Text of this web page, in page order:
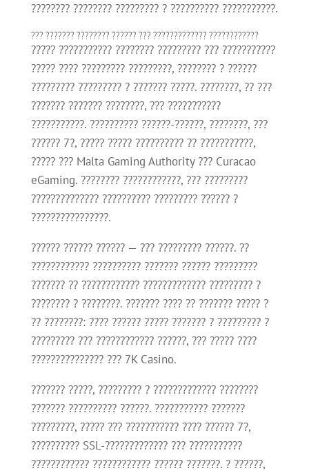
???????? ???????? ????????? ? ?????????? ???????????.
??? ??????? ???????? ?????? ??? ????????????? ????????????
????? ??????????? ???????? ????????? ??? ???????????
????? ???? ????????? ?????????, ???????? ? ??????
????????? ????????? ? ??????? ?????. ????????, ?? ???
??????? ??????? ????????, ??? ???????????
???????????. ?????????? ??????-??????, ????????, ???
?????? 7?, ????? ????? ?????????? ?? ???????????,
????? ??? Malta Gaming Authority ??? Curacao
eGaming. ???????? ????????????, ??? ?????????
?????????????? ?????????? ????????? ?????? ?
????????????????.
?????? ?????? ?????? — ??? ????????? ??????. ??
???????????? ?????????? ??????? ?????? ?????????
??????? ?? ???????????? ????????????? ????????? ?
???????? ? ????????. ??????? ???? ?? ??????? ????? ?
?? ????????: ???? ?????? ????? ??????? ? ????????? ?
????????? ??? ???????????? ??????, ??? ????? ????
??????????????? ??? 7K Casino.
??????? ?????, ????????? ? ????????????? ????????
??????? ?????????? ??????. ??????????? ???????
?????????, ????? ??? ??????????? ???? ?????? 7?,
?????????? SSL-????????????? ??? ???????????
???????????? ???????????? ?????? ???????. ? ??????,